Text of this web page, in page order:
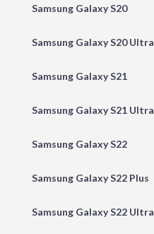
Samsung Galaxy S20
Samsung Galaxy S20 Ultra
Samsung Galaxy S21
Samsung Galaxy S21 Ultra
Samsung Galaxy S22
Samsung Galaxy S22 Plus
Samsung Galaxy S22 Ultra